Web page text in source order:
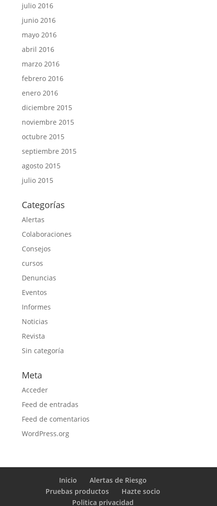
julio 2016
junio 2016
mayo 2016
abril 2016
marzo 2016
febrero 2016
enero 2016
diciembre 2015
noviembre 2015
octubre 2015
septiembre 2015
agosto 2015
julio 2015
Categorías
Alertas
Colaboraciones
Consejos
cursos
Denuncias
Eventos
Informes
Noticias
Revista
Sin categoría
Meta
Acceder
Feed de entradas
Feed de comentarios
WordPress.org
Inicio
Alertas de Riesgo
Pruebas productos
Hazte socio
Politica privacidad